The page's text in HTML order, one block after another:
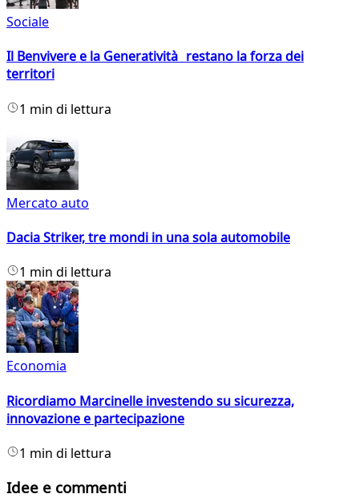
Sociale
Il Benvivere e la Generatività restano la forza dei
territori
1 min di lettura
Mercato auto
Dacia Striker, tre mondi in una sola automobile
1 min di lettura
Economia
Ricordiamo Marcinelle investendo su sicurezza,
innovazione e partecipazione
1 min di lettura
Idee e commenti